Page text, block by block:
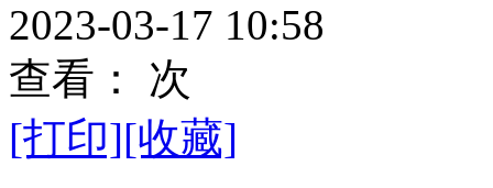
2023-03-17 10:58
查看：
次
[打印][收藏]